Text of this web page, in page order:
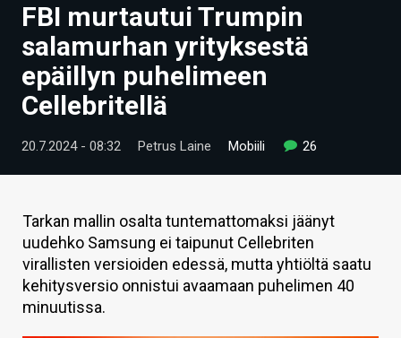
UUTISET
ARTIKKELIT
VIDEOT
TECHBBS
HINTA.FI
KAUPPA
VAIHDA TEEMA
FBI murtautui Trumpin
salamurhan yrityksestä
epäillyn puhelimeen
Cellebritellä
20.7.2024 - 08:32 Petrus Laine Mobiili 26
Tarkan mallin osalta tuntemattomaksi jäänyt
uudehko Samsung ei taipunut Cellebriten
virallisten versioiden edessä, mutta yhtiöltä saatu
kehitysversio onnistui avaamaan puhelimen 40
minuutissa.